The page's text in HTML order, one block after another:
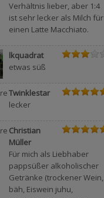
Verhältnis lieber, aber 1:4
ist sehr lecker als Milch für
einen Latte Macchiato.
lkquadrat
etwas süß
Twinklestar
lecker
Christian
Müller
Für mich als Liebhaber
pappsüßer alkoholischer
Getränke (trockener Wein,
bäh, Eiswein juhu,